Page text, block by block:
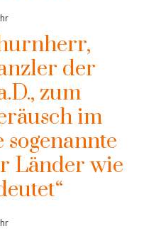
der
zum
im
sogenannte
Länder wie